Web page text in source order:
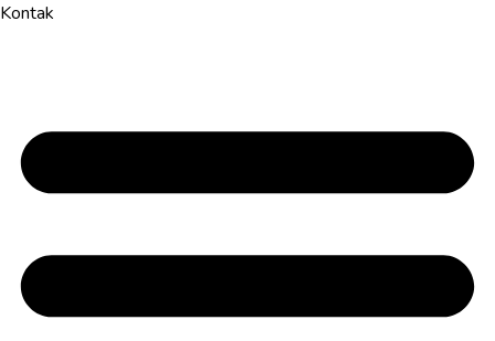
Kontak